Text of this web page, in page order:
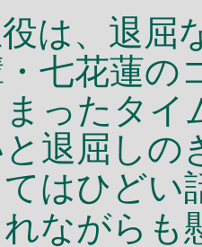
は、退屈
七花蓮の
ったタイ
退屈しの
はひどい
ながらも